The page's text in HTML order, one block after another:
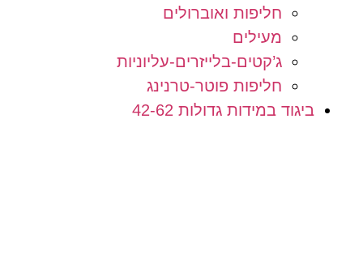
חליפות ואוברולים
מעילים
ג’קטים-בלייזרים-עליוניות
חליפות פוטר-טרנינג
ביגוד במידות גדולות 42-62